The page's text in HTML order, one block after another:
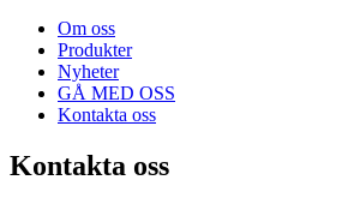
Om oss
Produkter
Nyheter
GÅ MED OSS
Kontakta oss
Kontakta oss